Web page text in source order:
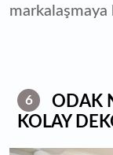
markalaşmaya
6
ODAK
KOLAY